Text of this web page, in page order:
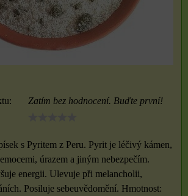
Zatím bez hodnocení. Buďte první!
s Pyritem z Peru. Pyrit je léčivý kámen,
úrazem a jiným nebezpečím.
energii. Ulevuje při melancholii,
Posiluje sebeuvědomění. Hmotnost: